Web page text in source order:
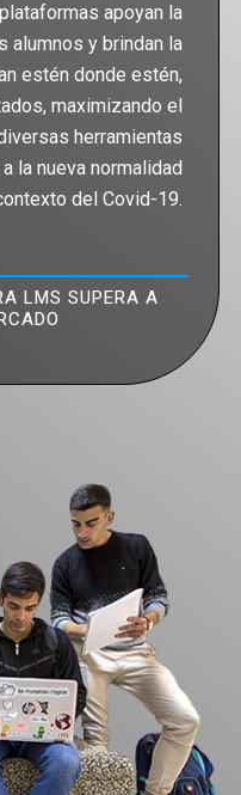
apoyan la
alumnos y brindan la
estén donde estén,
maximizando el
herramientas
la nueva normalidad
del Covid-19.
LMS SUPERA A